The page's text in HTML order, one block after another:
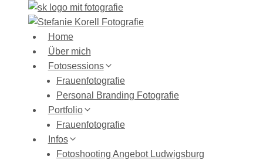
springen
Home
Über mich
Fotosessions
Frauenfotografie
Personal Branding Fotografie
Portfolio
Frauenfotografie
Infos
Fotoshooting Angebot Ludwigsburg